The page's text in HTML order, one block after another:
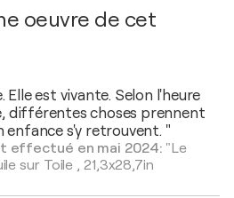
oeuvre de cet
est vivante. Selon l'heure
différentes choses prennent
enfance s'y retrouvent. "
effectué en mai 2024: "Le
sur Toile , 21,3x28,7in